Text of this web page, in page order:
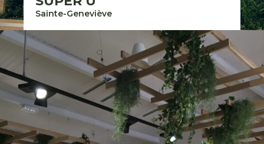
Sainte-Geneviève
Savi
Qui sommes-nous ?
Notre vision et nos valeurs
Nos savoir-faire
Nos engagements
Nos solutions pour les particuliers